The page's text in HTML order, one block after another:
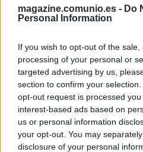
magazine.comunio.es - Do
Personal Information
If you wish to opt-out of the
processing of your personal or
targeted advertising by us,
section to confirm your
opt-out request is processed
interest-based ads based on
us or personal information
your opt-out. You may
disclosure of your personal